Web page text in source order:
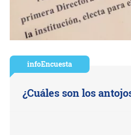
infoEncuesta
¿Cuáles son los